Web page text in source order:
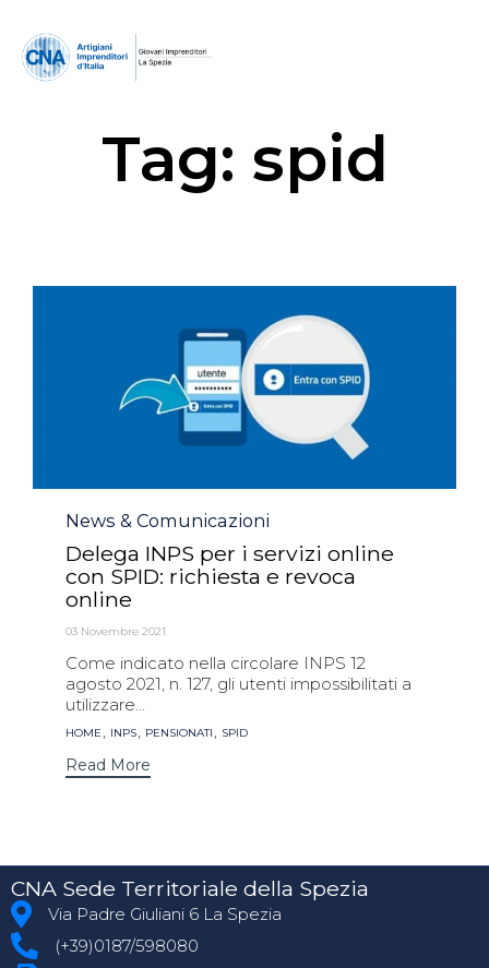
Tag: spid
Category
News & Comunicazioni
Delega INPS per i servizi online
con SPID: richiesta e revoca
online
03 Novembre 2021
Come indicato nella circolare INPS 12
agosto 2021, n. 127, gli utenti impossibilitati a
utilizzare...
Tags
HOME , INPS, PENSIONATI , SPID
Read More
CNA Sede Territoriale della Spezia
Via Padre Giuliani 6 La Spezia
(+39)0187/598080